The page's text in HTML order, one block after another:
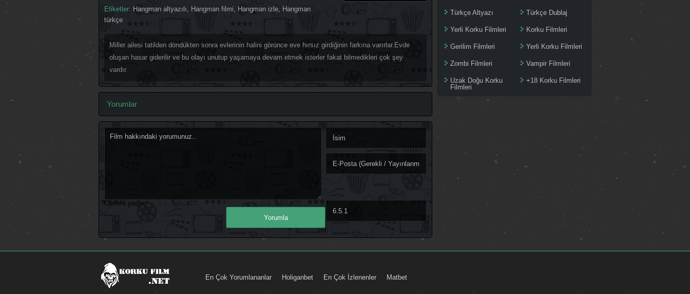
Etiketler: Hangman altyazılı, Hangman filmi, Hangman izle, Hangman
türkçe
Miller ailesi tatilden döndükten sonra evlerinin halini görünce eve hırsız girdiğinin farkına varırlar.Evde
oluşan hasar giderilir ve bu olayı unutup yaşamaya devam etmek isterler fakat bilmedikleri çok şey
vardır.
Yorumlar
Current ye@r *
Türkçe Altyazı Türkçe Dublaj
Yerli Korku Filmleri Korku Filmleri
Gerilim Filmleri Yerli Korku Filmleri
Zombi Filmleri Vampir Filmleri
Uzak Doğu Korku
Filmleri
+18 Korku Filmleri
En Çok Yorumlananlar Holiganbet En Çok İzlenenler Matbet